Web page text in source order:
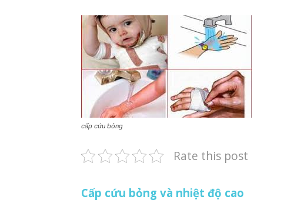
cấp cứu bỏng
Rate this post
Cấp cứu bỏng và nhiệt độ cao